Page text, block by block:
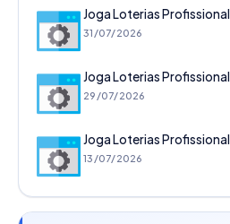
Joga Loterias
31/07/2026
Joga Loterias
29/07/2026
Joga Loterias
13/07/2026